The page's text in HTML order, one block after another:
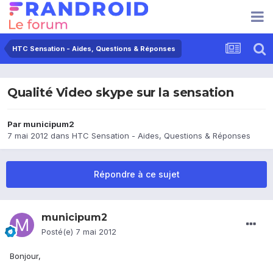
HTC Sensation - Aides, Questions & Réponses
Qualité Video skype sur la sensation
Par municipum2
7 mai 2012 dans HTC Sensation - Aides, Questions & Réponses
Répondre à ce sujet
municipum2
Posté(e) 7 mai 2012
Bonjour,